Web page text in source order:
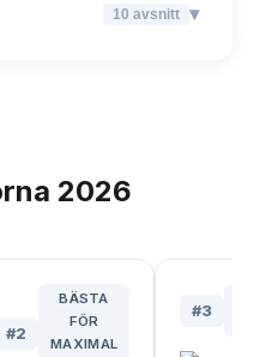
10 avsnitt ▾
2026
#2
BÄSTA
FÖR
MAXIMAL
#3